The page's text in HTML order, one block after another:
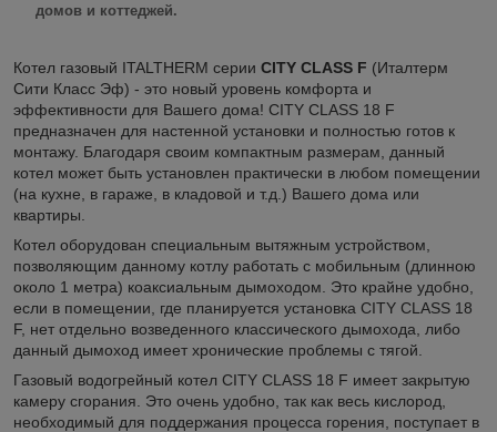
домов и коттеджей.
Котел газовый ITALTHERM серии CITY CLASS F (Италтерм
Сити Класс Эф) - это новый уровень комфорта и
эффективности для Вашего дома! CITY CLASS 18 F
предназначен для настенной установки и полностью готов к
монтажу. Благодаря своим компактным размерам, данный
котел может быть установлен практически в любом помещении
(на кухне, в гараже, в кладовой и т.д.) Вашего дома или
квартиры.
Котел оборудован специальным вытяжным устройством,
позволяющим данному котлу работать с мобильным (длинною
около 1 метра) коаксиальным дымоходом. Это крайне удобно,
если в помещении, где планируется установка CITY CLASS 18
F, нет отдельно возведенного классического дымохода, либо
данный дымоход имеет хронические проблемы с тягой.
Газовый водогрейный котел CITY CLASS 18 F имеет закрытую
камеру сгорания. Это очень удобно, так как весь кислород,
необходимый для поддержания процесса горения, поступает в